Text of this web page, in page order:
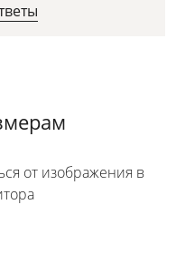
от изображения в